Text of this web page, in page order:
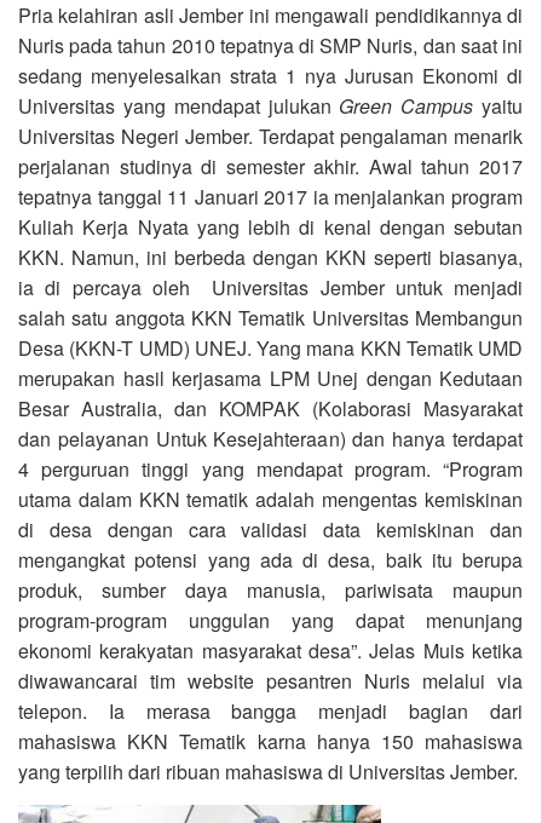
Pria kelahiran asli Jember ini mengawali pendidikannya di
Nuris pada tahun 2010 tepatnya di SMP Nuris, dan saat ini
sedang menyelesaikan strata 1 nya Jurusan Ekonomi di
Universitas yang mendapat julukan Green Campusyaitu
Universitas Negeri Jember. Terdapat pengalaman menarik
perjalanan studinya di semester akhir. Awal tahun 2017
tepatnya tanggal 11 Januari 2017 ia menjalankan program
Kuliah Kerja Nyata yang lebih di kenal dengan sebutan
KKN. Namun, ini berbeda dengan KKN seperti biasanya,
ia di percaya oleh Universitas Jember untuk menjadi
salah satu anggota KKN Tematik Universitas Membangun
Desa (KKN-T UMD) UNEJ. Yang mana KKN Tematik UMD
merupakan hasil kerjasama LPM Unej dengan Kedutaan
Besar Australia, dan KOMPAK (Kolaborasi Masyarakat
dan pelayanan Untuk Kesejahteraan) dan hanya terdapat
4 perguruan tinggi yang mendapat program. “Program
utama dalam KKN tematik adalah mengentas kemiskinan
di desa dengan cara validasi data kemiskinan dan
mengangkat potensi yang ada di desa, baik itu berupa
produk, sumber daya manusia, pariwisata maupun
program-program unggulan yang dapat menunjang
ekonomi kerakyatan masyarakat desa”. Jelas Muis ketika
diwawancarai tim website pesantren Nuris melalui via
telepon. Ia merasa bangga menjadi bagian dari
mahasiswa KKN Tematik karna hanya 150 mahasiswa
yang terpilih dari ribuan mahasiswa di Universitas Jember.